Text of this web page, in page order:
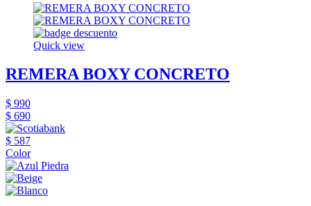
Quick view
REMERA BOXY CONCRETO
$ 990
$ 690
$ 587
Color